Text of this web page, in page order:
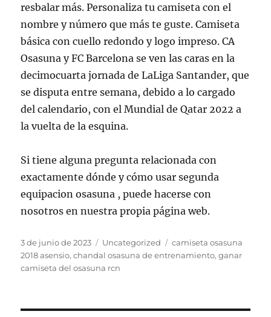
resbalar más. Personaliza tu camiseta con el
nombre y número que más te guste. Camiseta
básica con cuello redondo y logo impreso. CA
Osasuna y FC Barcelona se ven las caras en la
decimocuarta jornada de LaLiga Santander, que
se disputa entre semana, debido a lo cargado
del calendario, con el Mundial de Qatar 2022 a
la vuelta de la esquina.
Si tiene alguna pregunta relacionada con
exactamente dónde y cómo usar segunda
equipacion osasuna , puede hacerse con
nosotros en nuestra propia página web.
Publicado
el
3 de junio de 2023 Categorías
Uncategorized Etiquetas
camiseta osasuna
2018 asensio,chandal osasuna de entrenamiento,ganar
camiseta del osasuna rcn